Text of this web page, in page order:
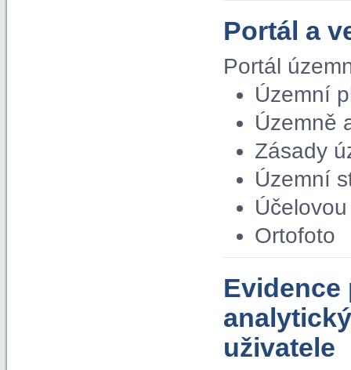
Portál a
Portál
Územní
Územně
Zásady
Územní
Ortofoto
Evidence
uživatele